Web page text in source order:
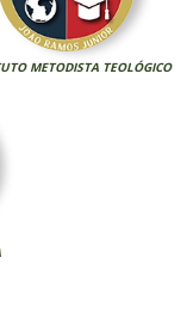
METODISTA TEOLÓGICO